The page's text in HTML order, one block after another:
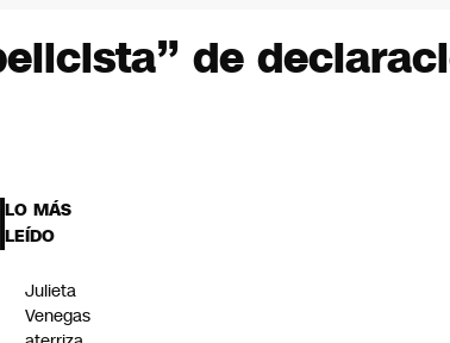
de
LO MÁS
LEÍDO
Julieta
Venegas